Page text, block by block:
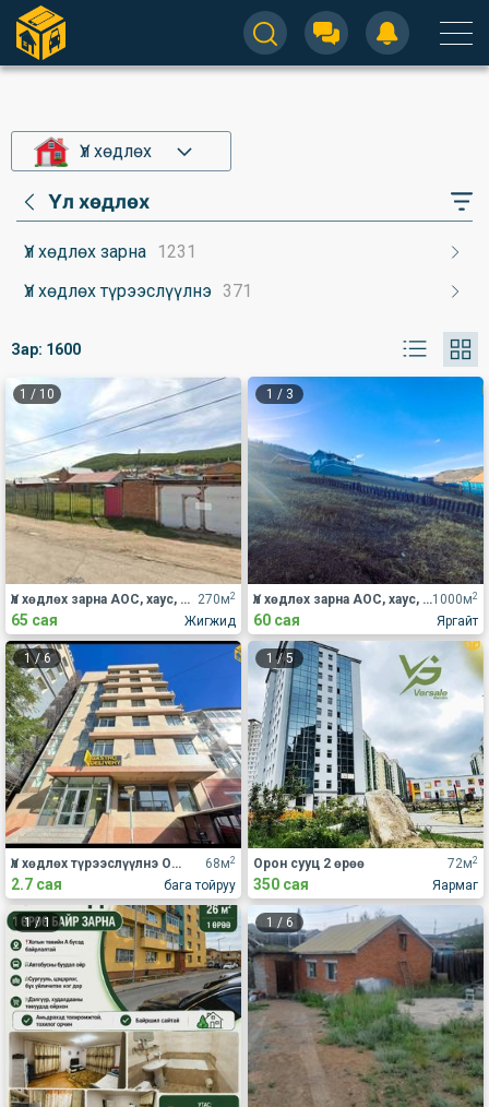
Үл хөдлөх
Үл хөдлөх
Үл хөдлөх зарна 1231
Үл хөдлөх түрээслүүлнэ 371
Зар: 1600
1 / 10
270м2
Жигжид
Үл хөдлөх зарна АОС, хаус, зуслан
65 сая
1 / 3
1000м2
Яргайт
Үл хөдлөх зарна АОС, хаус, зуслан
60 сая
1/6
68м2
бага тойруу
Үл хөдлөх түрээслүүлнэ Оффис
2.7 сая
1 /5
72м2
Яармаг
Орон сууц 2 өрөө
350 сая
1/1 1 / 6